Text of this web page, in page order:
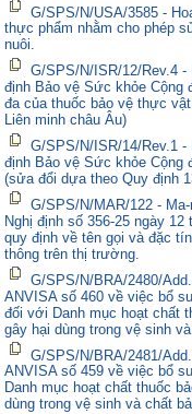
G/SPS/N/USA/3585 -
thực phẩm nhằm cho phép
nuôi.
G/SPS/N/ISR/12/Rev.4
định Bảo vệ Sức khỏe
đa của thuốc bảo vệ thực
Liên minh châu Âu)
G/SPS/N/ISR/14/Rev.1
định Bảo vệ Sức khỏe Cộng
(sửa đổi dựa theo Quy định
G/SPS/N/MAR/122 -
Nghị định số 356-25 ngày 12
quy định về tên gọi và đặc
thông trên thị trường.
G/SPS/N/BRA/2480/
ANVISA số 460 về việc bổ
đối với Danh mục hoạt chất
gây hại dùng trong vệ sinh
G/SPS/N/BRA/2481/
ANVISA số 459 về việc bổ
Danh mục hoạt chất thuốc
dùng trong vệ sinh và chất